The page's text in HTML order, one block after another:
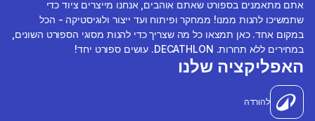
אתם מתאמנים בספורט שאתם אוהבים, אנחנו מייצרים ציוד כדי
שתמשיכו להנות ממנו! ממחקר ופיתוח ועד ייצור ולוגיסטיקה - הכל
במקום אחד. כאן תמצאו כל מה שצריך כדי להנות מסוגי הספורט השונים,
במחירים ללא תחרות. DECATHLON. עושים ספורט יחד!
האפליקציה שלנו
להורדה